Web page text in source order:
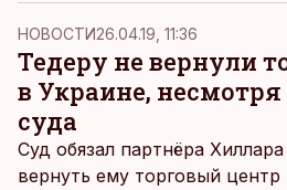
НОВОСТИ26.04.19, 11:36
Тедеру не вернули
в Украине,
суда
Суд обязал партнёра
вернуть ему торговый